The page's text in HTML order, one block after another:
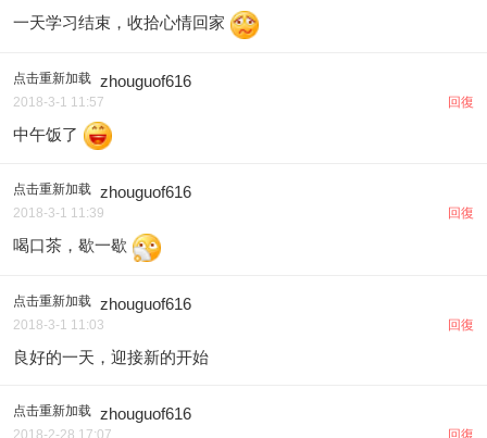
一天学习结束，收拾心情回家
点击重新加载 zhouguof616
2018-3-1 11:57 回復
中午饭了
点击重新加载 zhouguof616
2018-3-1 11:39 回復
喝口茶，歇一歇
点击重新加载 zhouguof616
2018-3-1 11:03 回復
良好的一天，迎接新的开始
点击重新加载 zhouguof616
2018-2-28 17:07 回復